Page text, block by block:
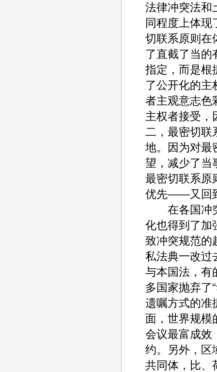
法律冲突法和
同程度上体现
切联系原则在
了直截了当的
指定，而是根
了公开化的主
者主观意志色
主权者接受，
二，最密切联
地。因为对最
望，减少了当
最密切联系原
优先——又回
在各国冲突
化也得到了加
致冲突规范的
私法典一改过
与本国法，有
多国家抛弃了
遗嘱方式的准
面，世界规模
会议最富成效
约。另外，区
共同体，比、